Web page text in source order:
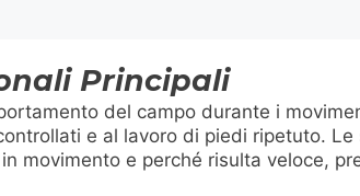
Principali
del campo durante i
e al lavoro di piedi ripetuto.
movimento e perché risulta veloce,